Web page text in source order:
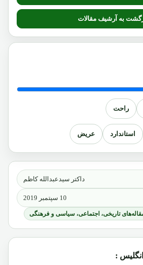
داکتر سیدعبدالله کاظم
10 سپتمبر 2019
تاریخی، اجتماعی، سیاسی و فرهنگی
:
به آرشیف مقالات
راحت
استاندارد عریض